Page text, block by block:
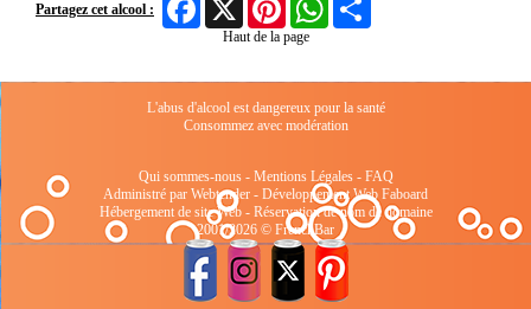
Partagez cet alcool :
Haut de la page
L'abus d'alcool est dangereux pour la santé
Consommez avec modération
Qui sommes-nous- Mentions Légales- FAQ
Administré par Webtender - Développement Web Faboard
Hébergement de site Web- Réservation de nom de domaine
2001/2026 © FrenchBar